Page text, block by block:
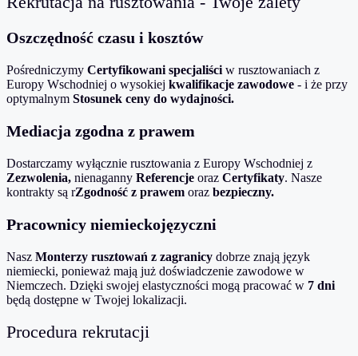
Oszczędność czasu i kosztów
Pośredniczymy Certyfikowani specjaliści w rusztowaniach z
Europy Wschodniej o wysokiej kwalifikacje zawodowe - i że przy
optymalnym Stosunek ceny do wydajności.
Mediacja zgodna z prawem
Dostarczamy wyłącznie rusztowania z Europy Wschodniej z
Zezwolenia, nienaganny Referencje oraz Certyfikaty. Nasze
kontrakty są rZgodność z prawem oraz bezpieczny.
Pracownicy niemieckojęzyczni
Nasz Monterzy rusztowań z zagranicy dobrze znają język
niemiecki, ponieważ mają już doświadczenie zawodowe w
Niemczech. Dzięki swojej elastyczności mogą pracować w 7 dni
będą dostępne w Twojej lokalizacji.
Procedura rekrutacji